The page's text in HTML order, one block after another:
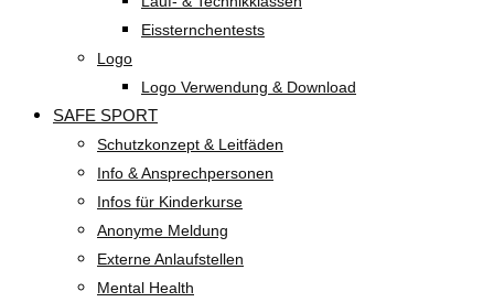
Eissternchentests
Logo
Logo Verwendung & Download
SAFE SPORT
Schutzkonzept & Leitfäden
Info & Ansprechpersonen
Infos für Kinderkurse
Anonyme Meldung
Externe Anlaufstellen
Mental Health